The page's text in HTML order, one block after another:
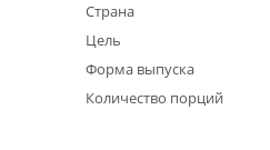
Страна
Цель
Форма выпуска
Количество порций